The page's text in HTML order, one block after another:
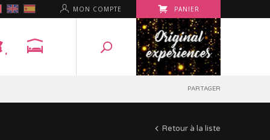
MON COMPTE PANIER
PARTAGER
Retour à la liste